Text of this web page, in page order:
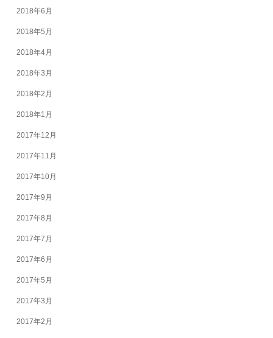
2018年6月
2018年5月
2018年4月
2018年3月
2018年2月
2018年1月
2017年12月
2017年11月
2017年10月
2017年9月
2017年8月
2017年7月
2017年6月
2017年5月
2017年3月
2017年2月